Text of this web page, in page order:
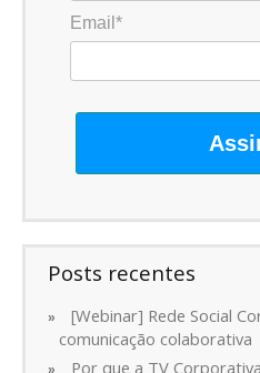
Email*
Posts recentes
[Webinar] Rede Social
comunicação colaborativa
Por que a TV